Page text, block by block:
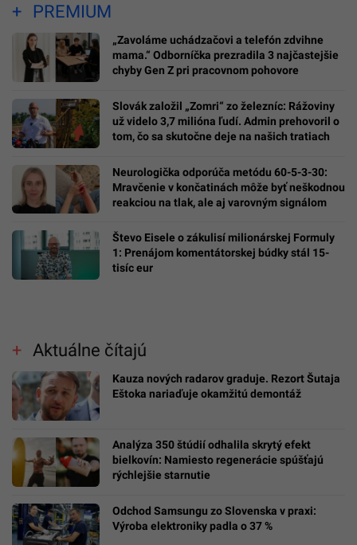
PREMIUM
„Zavoláme uchádzačovi a telefón zdvihne
mama.“ Odborníčka prezradila 3 najčastejšie
chyby Gen Z pri pracovnom pohovore
Slovák založil „Zomri“ zo železníc: Rážoviny
už videlo 3,7 milióna ľudí. Admin prehovoril o
tom, čo sa skutočne deje na našich tratiach
Neurologička odporúča metódu 60-5-3-30:
Mravčenie v končatinách môže byť neškodnou
reakciou na tlak, ale aj varovným signálom
Števo Eisele o zákulisí milionárskej Formuly
1: Prenájom komentátorskej búdky stál 15-
tisíc eur
Aktuálne čítajú
Kauza nových radarov graduje. Rezort Šutaja
Eštoka nariaďuje okamžitú demontáž
Analýza 350 štúdií odhalila skrytý efekt
bielkovín: Namiesto regenerácie spúšťajú
rýchlejšie starnutie
Odchod Samsungu zo Slovenska v praxi:
Výroba elektroniky padla o 37 %